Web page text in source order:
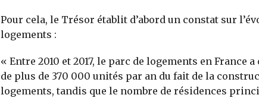
Pour cela, le Trésor établit d’abord un constat sur
logements :
« Entre 2010 et 2017, le parc de logements en France
de plus de 370 000 unités par an du fait de la
logements, tandis que le nombre de résidences